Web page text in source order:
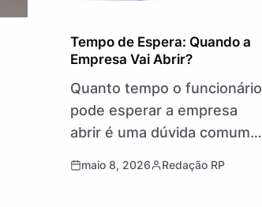
Tempo de Espera: Quando a
Empresa Vai Abrir?
Quanto tempo o funcionário
pode esperar a empresa
abrir é uma dúvida comum
trabalhistas e a rotina do dia
maio 8, 2026 Redação RP